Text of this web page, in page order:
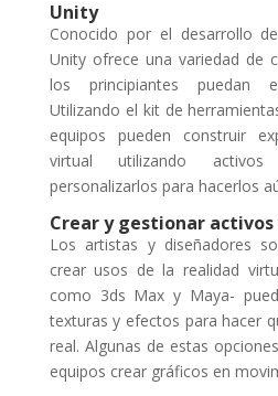
Unity
Conocido por el desarrollo
Unity ofrece una variedad de
los principiantes puedan
Utilizando el kit de
equipos pueden construir
virtual utilizando activos
personalizarlos para hacerlos
Crear y gestionar
Los artistas y diseñadores
crear usos de la realidad
como 3ds Max y Maya-
texturas y efectos para hacer
real. Algunas de estas
equipos crear gráficos en